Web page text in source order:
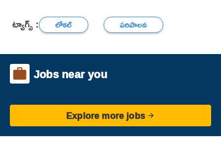
ట్యాగ్స్ : లోకల్ పరిపాలన
Jobs near you
Explore more jobs